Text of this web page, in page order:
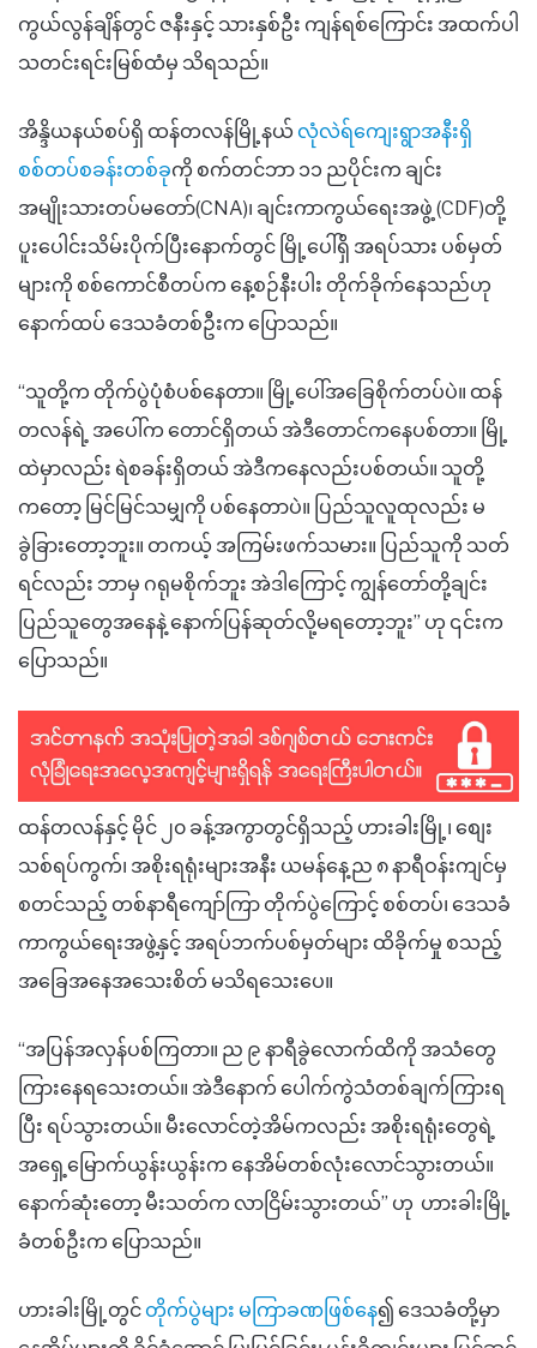
ကွယ်လွန်ချိန်တွင် ဇနီးနှင့် သားနှစ်ဦး ကျန်ရစ်ကြောင်း အထက်ပါ
သတင်းရင်းမြစ်ထံမှ သိရသည်။
အိန္ဒိယနယ်စပ်ရှိ ထန်တလန်မြို့နယ် လုံလဲရ်ကျေးရွာအနီးရှိ
စစ်တပ်စခန်းတစ်ခုကို စက်တင်ဘာ ၁၁ ညပိုင်းက ချင်း
အမျိုးသားတပ်မတော်(CNA)၊ ချင်းကာကွယ်ရေးအဖွဲ့ (CDF)တို့
ပူးပေါင်းသိမ်းပိုက်ပြီးနောက်တွင် မြို့ပေါ်ရှိ အရပ်သား ပစ်မှတ်
များကို စစ်ကောင်စီတပ်က နေ့စဉ်နီးပါး တိုက်ခိုက်နေသည်ဟု
နောက်ထပ် ဒေသခံတစ်ဦးက ပြောသည်။
“သူတို့က တိုက်ပွဲပုံစံပစ်နေတာ။ မြို့ပေါ်အခြေစိုက်တပ်ပဲ။ ထန်
တလန်ရဲ့ အပေါ်က တောင်ရှိတယ် အဲဒီတောင်ကနေပစ်တာ။ မြို့
ထဲမှာလည်း ရဲစခန်းရှိတယ် အဲဒီကနေလည်းပစ်တယ်။ သူတို့
ကတော့ မြင်မြင်သမျှကို ပစ်နေတာပဲ။ ပြည်သူလူထုလည်း မ
ခွဲခြားတော့ဘူး။ တကယ့် အကြမ်းဖက်သမား။ ပြည်သူကို သတ်
ရင်လည်း ဘာမှ ဂရုမစိုက်ဘူး အဲဒါကြောင့် ကျွန်တော်တို့ချင်း
ပြည်သူတွေအနေနဲ့ နောက်ပြန်ဆုတ်လို့မရတော့ဘူး” ဟု ၎င်းက
ပြောသည်။
ထန်တလန်နှင့် မိုင် ၂၀ ခန့်အကွာတွင်ရှိသည့် ဟားခါးမြို့၊ စျေး
သစ်ရပ်ကွက်၊ အစိုးရရုံးများအနီး ယမန်နေ့ည ၈ နာရီဝန်းကျင်မှ
စတင်သည့် တစ်နာရီကျော်ကြာ တိုက်ပွဲကြောင့် စစ်တပ်၊ ဒေသခံ
ကာကွယ်ရေးအဖွဲ့နှင့် အရပ်ဘက်ပစ်မှတ်များ ထိခိုက်မှု စသည့်
အခြေအနေအသေးစိတ် မသိရသေးပေ။
“အပြန်အလှန်ပစ်ကြတာ။ ည ၉ နာရီခွဲလောက်ထိကို အသံတွေ
ကြားနေရသေးတယ်။ အဲဒီနောက် ပေါက်ကွဲသံတစ်ချက်ကြားရ
ပြီး ရပ်သွားတယ်။ မီးလောင်တဲ့အိမ်ကလည်း အစိုးရရုံးတွေရဲ့
အရှေ့မြောက်ယွန်းယွန်းက နေအိမ်တစ်လုံးလောင်သွားတယ်။
နောက်ဆုံးတော့ မီးသတ်က လာငြိမ်းသွားတယ်” ဟု ဟားခါးမြို့
ခံတစ်ဦးက ပြောသည်။
ဟားခါးမြို့တွင်တိုက်ပွဲများ မကြာခဏဖြစ်နေ၍ ဒေသခံတို့မှာ